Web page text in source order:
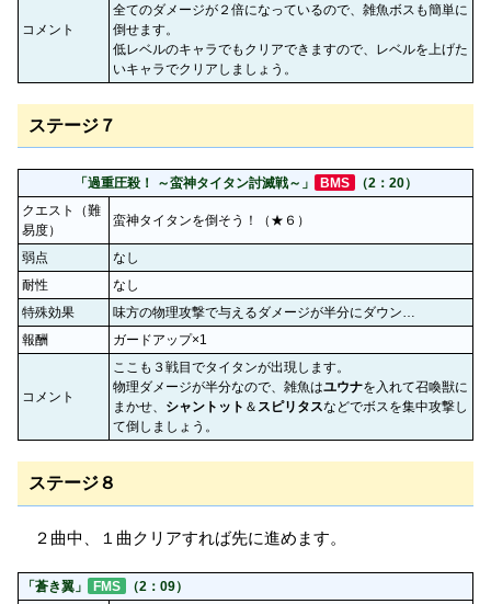
コメント
全てのダメージが２倍になっているので、雑魚ボスも簡単に
倒せます。
低レベルのキャラでもクリアできますので、レベルを上げた
いキャラでクリアしましょう。
ステージ７
「過重圧殺！ ～蛮神タイタン討滅戦～」 BMS
（2：20）
クエスト（難
易度）
蛮神タイタンを倒そう！（★６）
弱点
なし
耐性
なし
特殊効果
味方の物理攻撃で与えるダメージが半分にダウン…
報酬
ガードアップ×1
コメント
ここも３戦目でタイタンが出現します。
物理ダメージが半分なので、雑魚はユウナを入れて召喚獣に
まかせ、 シャントット ＆ スピリタスなどでボスを集中攻撃し
て倒しましょう。
ステージ８
２曲中、１曲クリアすれば先に進めます。
「蒼き翼」 FMS
（2：09）